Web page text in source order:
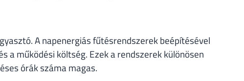
A napenergiás fűtésrendszerek beépítésével
a működési költség. Ezek a rendszerek különösen
órák száma magas.